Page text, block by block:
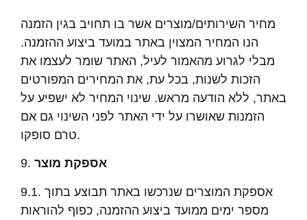
מחיר השירותים/מוצרים אשר בו תחויב בגין הזמנה
הנו המחיר המצוין באתר במועד ביצוע ההזמנה.
מבלי לגרוע מהאמור לעיל, האתר שומר לעצמו את
הזכות לשנות, בכל עת, את המחירים המפורטים
באתר, ללא הודעה מראש. שינוי המחיר לא ישפיע על
הזמנות שאושרו על ידי האתר לפני השינוי גם אם
טרם סופקו.
9. אספקת מוצר
9.1. אספקת המוצרים שנרכשו באתר תבוצע בתוך
מספר ימים ממועד ביצוע ההזמנה, כפוף להוראות